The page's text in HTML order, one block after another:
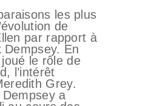
les plus
de
par rapport à
Dempsey. En
le rôle de
l’intérêt
Grey.
a